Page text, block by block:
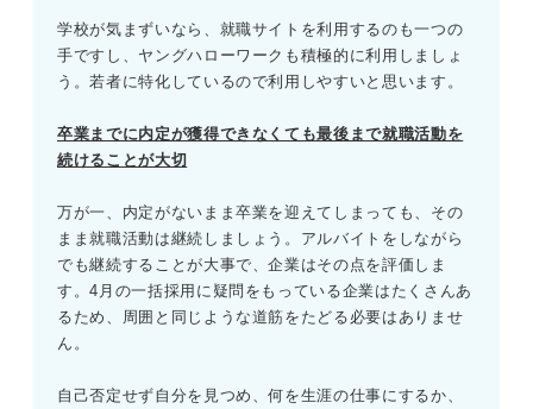
学校が気まずいなら、就職サイトを利用するのも一つの
手ですし、ヤングハローワークも積極的に利用しましょ
う。若者に特化しているので利用しやすいと思います。
卒業までに内定が獲得できなくても最後まで就職活動を
続けることが大切
万が一、内定がないまま卒業を迎えてしまっても、その
まま就職活動は継続しましょう。アルバイトをしながら
でも継続することが大事で、企業はその点を評価しま
す。4月の一括採用に疑問をもっている企業はたくさんあ
るため、周囲と同じような道筋をたどる必要はありませ
ん。
自己否定せず自分を見つめ、何を生涯の仕事にするか、